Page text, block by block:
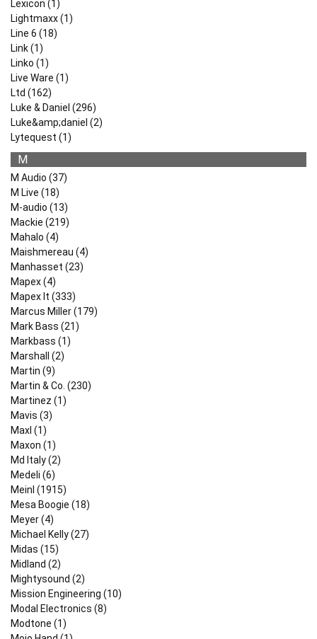
Lexicon (1)
Lightmaxx (1)
Line 6 (18)
Link (1)
Linko (1)
Live Ware (1)
Ltd (162)
Luke & Daniel (296)
Luke&amp;daniel (2)
Lytequest (1)
M
M Audio (37)
M Live (18)
M-audio (13)
Mackie (219)
Mahalo (4)
Maishmereau (4)
Manhasset (23)
Mapex (4)
Mapex It (333)
Marcus Miller (179)
Mark Bass (21)
Markbass (1)
Marshall (2)
Martin (9)
Martin & Co. (230)
Martinez (1)
Mavis (3)
Maxl (1)
Maxon (1)
Md Italy (2)
Medeli (6)
Meinl (1915)
Mesa Boogie (18)
Meyer (4)
Michael Kelly (27)
Midas (15)
Midland (2)
Mightysound (2)
Mission Engineering (10)
Modal Electronics (8)
Modtone (1)